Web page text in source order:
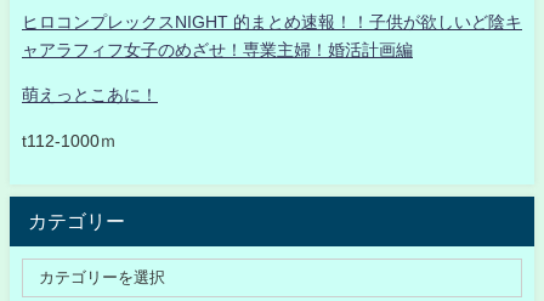
ヒロコンプレックスNIGHT 的まとめ速報！！子供が欲しいど陰キ
ャアラフィフ女子のめざせ！専業主婦！婚活計画編
萌えっとこあに！
t112-1000ｍ
カテゴリー